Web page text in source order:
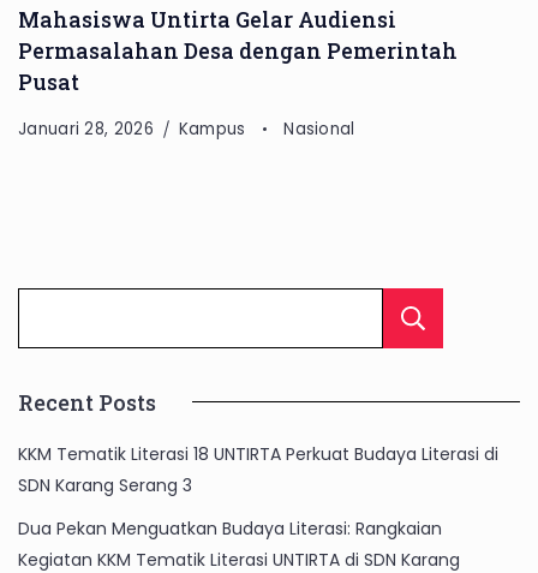
Mahasiswa Untirta Gelar Audiensi
Permasalahan Desa dengan Pemerintah
Pusat
Januari 28, 2026 Kampus Nasional
Recent Posts
KKM Tematik Literasi 18 UNTIRTA Perkuat Budaya Literasi di
SDN Karang Serang 3
Dua Pekan Menguatkan Budaya Literasi: Rangkaian
Kegiatan KKM Tematik Literasi UNTIRTA di SDN Karang